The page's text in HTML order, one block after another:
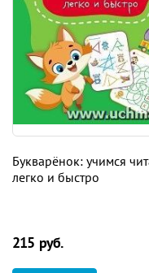
Букварёнок: учимся
легко и быстро
215 руб.